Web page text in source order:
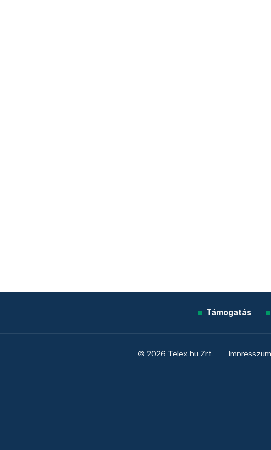
Támogatás
© 2026 Telex.hu Zrt. Impresszum